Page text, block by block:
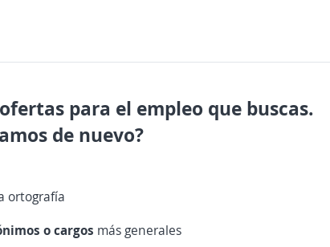
para el empleo que buscas.
de nuevo?
ortografía
o cargos más generales